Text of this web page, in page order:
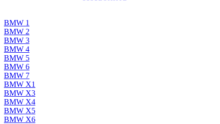
BMW 1
BMW 2
BMW 3
BMW 4
BMW 5
BMW 6
BMW 7
BMW X1
BMW X3
BMW X4
BMW X5
BMW X6